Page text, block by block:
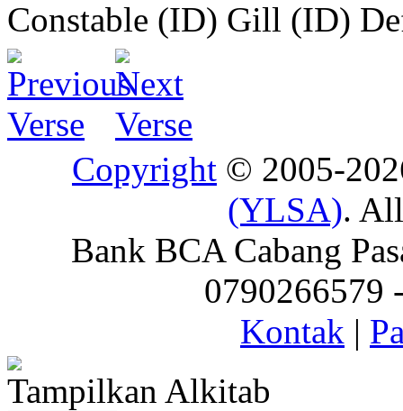
Constable (ID) Gill (ID)
Copyright © 2005-
(YLSA).
Bank BCA Cabang
0790266579
Kontak |
Tampilkan Alkitab